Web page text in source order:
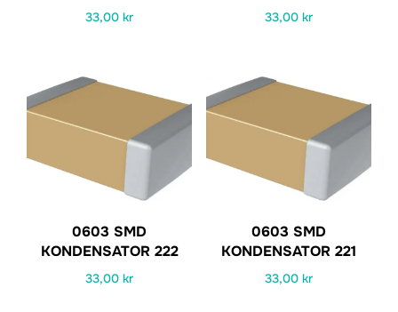
33,00kr 33,00 kr
0603 SMD
KONDENSATOR 222
33,00kr
0603 SMD
KONDENSATOR 221
33,00 kr